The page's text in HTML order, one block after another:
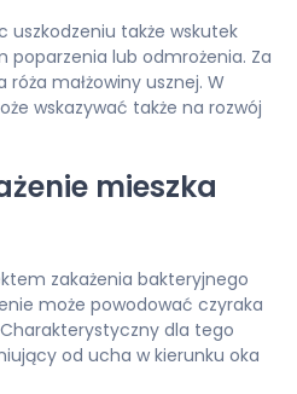
uszkodzeniu także wskutek
lub odmrożenia. Za
małżowiny usznej. W
wskazywać także na rozwój
mieszka
zakażenia bakteryjnego
może powodować czyraka
dla tego
od ucha w kierunku oka